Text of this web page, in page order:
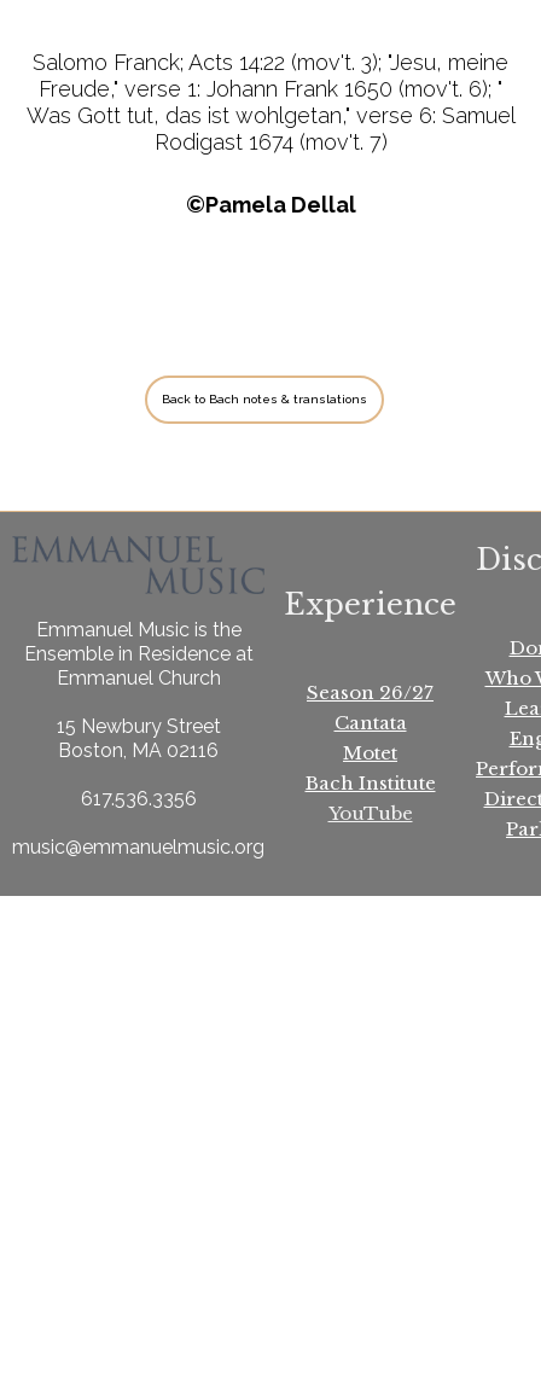
Salomo Franck; Acts 14:22 (mov't. 3); "Jesu, meine
Freude," verse 1: Johann Frank 1650 (mov't. 6); "
Was Gott tut, das ist wohlgetan," verse 6: Samuel
Rodigast 1674 (mov't. 7)
©Pamela Dellal
Back to Bach notes & translations
Emmanuel Music is the
Ensemble in Residence at
Emmanuel Church
15 Newbury Street
Boston, MA 02116
617.536.3356
music@emmanuelmusic.org
Experience
Season 26/27
Cantata
Motet
Bach Institute
YouTube
Who